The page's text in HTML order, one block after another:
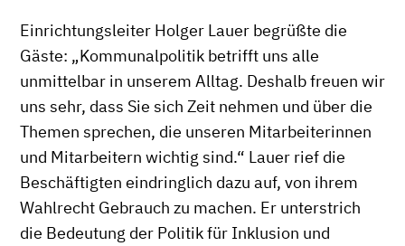
Einrichtungsleiter Holger Lauer begrüßte die
Gäste: „Kommunalpolitik betrifft uns alle
unmittelbar in unserem Alltag. Deshalb freuen wir
uns sehr, dass Sie sich Zeit nehmen und über die
Themen sprechen, die unseren Mitarbeiterinnen
und Mitarbeitern wichtig sind.“ Lauer rief die
Beschäftigten eindringlich dazu auf, von ihrem
Wahlrecht Gebrauch zu machen. Er unterstrich
die Bedeutung der Politik für Inklusion und